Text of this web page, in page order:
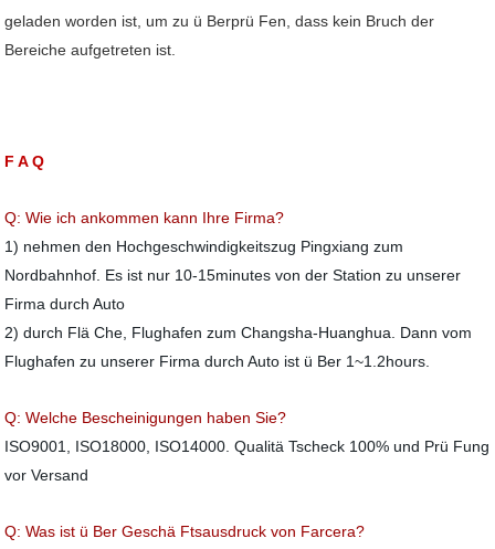
geladen worden ist, um zu ü Berprü Fen, dass kein Bruch der
Bereiche aufgetreten ist.
F A Q
Q: Wie ich ankommen kann Ihre Firma?
1) nehmen den Hochgeschwindigkeitszug Pingxiang zum
Nordbahnhof. Es ist nur 10-15minutes von der Station zu unserer
Firma durch Auto
2) durch Flä Che, Flughafen zum Changsha-Huanghua. Dann vom
Flughafen zu unserer Firma durch Auto ist ü Ber 1~1.2hours.
Q: Welche Bescheinigungen haben Sie?
ISO9001, ISO18000, ISO14000. Qualitä Tscheck 100% und Prü Fung
vor Versand
Q: Was ist ü Ber Geschä Ftsausdruck von Farcera?